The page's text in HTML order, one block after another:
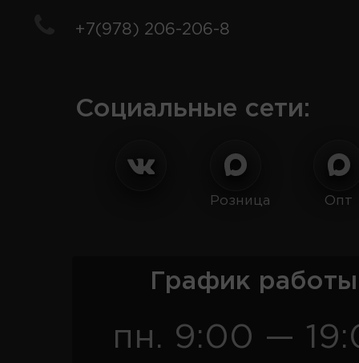
+7(978) 206-206-8
Социальные сети:
Розница Опт
График
пн. 9:00 —